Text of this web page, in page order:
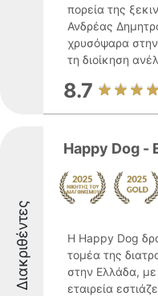
πορεία της
Ανδρέας
χρυσόψαρα
τη διοίκηση
8.7
Διακριθέντες
Happy Dog -
Η Happy Dog
τομέα της
στην Ελλάδα,
εταιρεία